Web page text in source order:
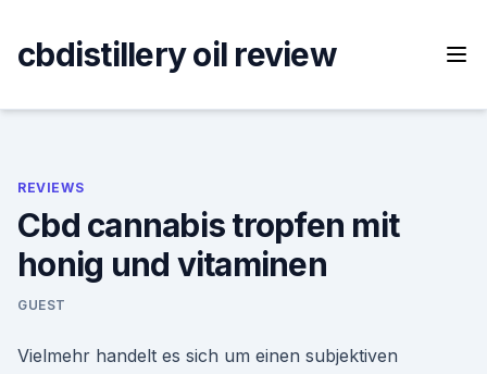
content
cbdistillery oil review
REVIEWS
Cbd cannabis tropfen mit
honig und vitaminen
GUEST
Vielmehr handelt es sich um einen subjektiven